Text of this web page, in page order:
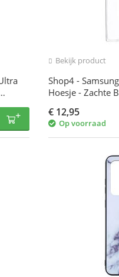
Bekijk product
Shop4 -
Hoesje - Zachte
€ 12,95
Op voorraad